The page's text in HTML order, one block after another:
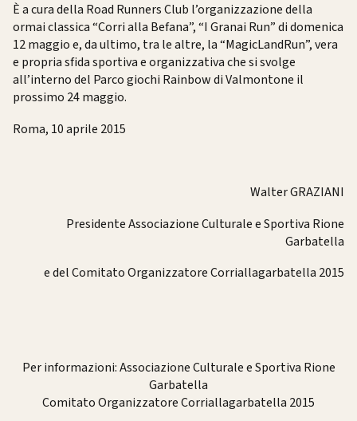
È a cura della Road Runners Club l’organizzazione della
ormai classica “Corri alla Befana”, “I Granai Run” di domenica
12 maggio e, da ultimo, tra le altre, la “MagicLandRun”, vera
e propria sfida sportiva e organizzativa che si svolge
all’interno del Parco giochi Rainbow di Valmontone il
prossimo 24 maggio.
Roma, 10 aprile 2015
Walter GRAZIANI
Presidente Associazione Culturale e Sportiva Rione
Garbatella
e del Comitato Organizzatore Corriallagarbatella 2015
Per informazioni: Associazione Culturale e Sportiva Rione
Garbatella
Comitato Organizzatore Corriallagarbatella 2015